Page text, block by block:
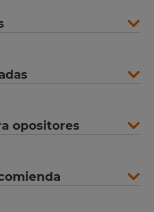
opositores